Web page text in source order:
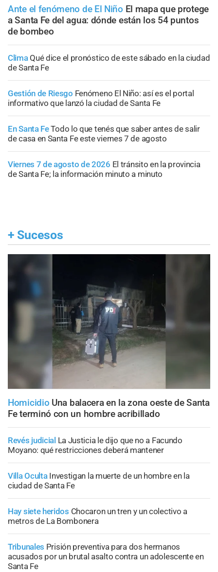
Ante el fenómeno de El Niño El mapa que protege
a Santa Fe del agua: dónde están los 54 puntos
de bombeo
Clima Qué dice el pronóstico de este sábado en la ciudad
de Santa Fe
Gestión de Riesgo Fenómeno El Niño: así es el portal
informativo que lanzó la ciudad de Santa Fe
En Santa FeTodo lo que tenés que saber antes de salir
de casa en Santa Fe este viernes 7 de agosto
Viernes 7 de agosto de 2026 El tránsito en la provincia
de Santa Fe; la información minuto a minuto
+ Sucesos
Homicidio Una balacera en la zona oeste de Santa
Fe terminó con un hombre acribillado
Revés judicial La Justicia le dijo que no a Facundo
Moyano: qué restricciones deberá mantener
Villa Oculta Investigan la muerte de un hombre en la
ciudad de Santa Fe
Hay siete heridos Chocaron un tren y un colectivo a
metros de La Bombonera
Tribunales Prisión preventiva para dos hermanos
acusados por un brutal asalto contra un adolescente en
Santa Fe